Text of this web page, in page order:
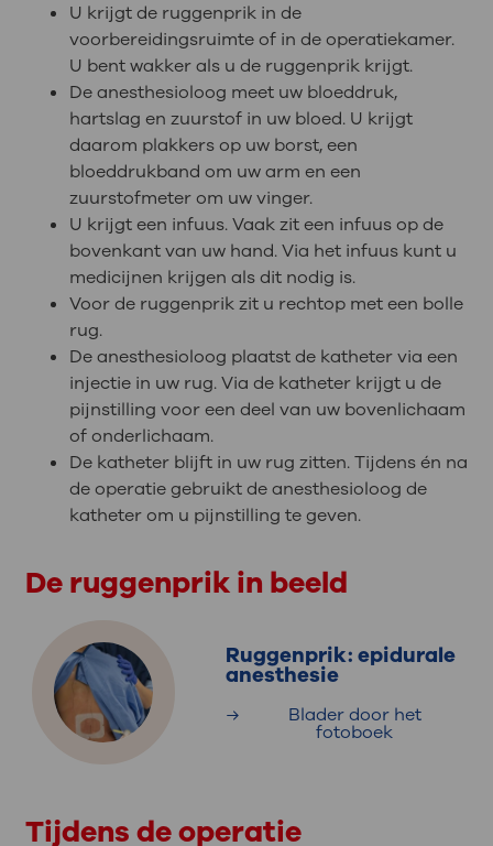
U krijgt de ruggenprik in de
voorbereidingsruimte of in de operatiekamer.
U bent wakker als u de ruggenprik krijgt.
De anesthesioloog meet uw bloeddruk,
hartslag en zuurstof in uw bloed. U krijgt
daarom plakkers op uw borst, een
bloeddrukband om uw arm en een
zuurstofmeter om uw vinger.
U krijgt een infuus. Vaak zit een infuus op de
bovenkant van uw hand. Via het infuus kunt u
medicijnen krijgen als dit nodig is.
Voor de ruggenprik zit u rechtop met een bolle
rug.
De anesthesioloog plaatst de katheter via een
injectie in uw rug. Via de katheter krijgt u de
pijnstilling voor een deel van uw bovenlichaam
of onderlichaam.
De katheter blijft in uw rug zitten. Tijdens én na
de operatie gebruikt de anesthesioloog de
katheter om u pijnstilling te geven.
De ruggenprik in beeld
Ruggenprik: epidurale
anesthesie
Blader door het
fotoboek
Tijdens de operatie